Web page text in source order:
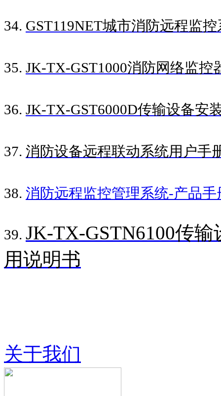
34. GST119NET城市消防远程监
35. JK-TX-GST1000消防网络监控
36. JK-TX-GST6000D传输设备安
37. 消防设备远程联动系统用户手
38. 消防远程监控管理系统-产品手
39. JK-TX-GSTN6100传
用说明书
关于我们